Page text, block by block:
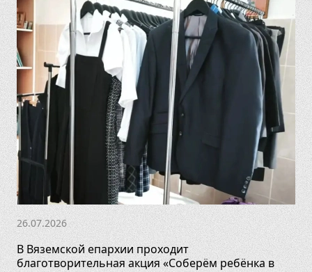
26.07.2026
В Вяземской епархии проходит
благотворительная акция «Соберём ребёнка в